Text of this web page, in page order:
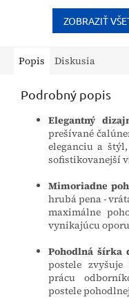
kontraktilitu. Je ideálny
ZOBRAZIŤ
Popis Diskusia
Podrobný popis
Elegantný
prešívané
eleganciu a
sofistikovanejší
Mimoriadne
hrubá pena -
maximálne
vynikajúcu
Pohodlná šírka
postele
prácu
postele